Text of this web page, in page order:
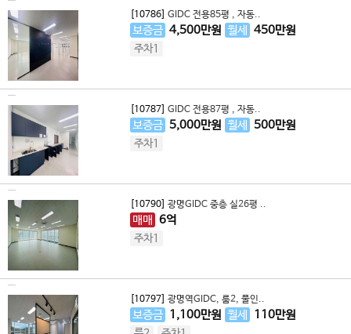
[10786] GIDC 전용85평 , 자동..
보증금 4,500만원 월세 450만원
주차1
[10787] GIDC 전용87평 , 자동..
보증금 5,000만원 월세 500만원
주차1
[10790] 광명GIDC 중층 실26평 ..
매매 6억
주차1
[10797] 광명역GIDC, 룸2, 풀인..
보증금 1,100만원 월세 110만원